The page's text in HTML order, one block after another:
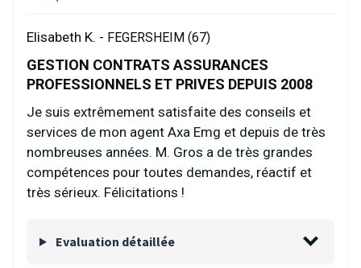
Elisabeth K. - FEGERSHEIM (67)
GESTION CONTRATS ASSURANCES
PROFESSIONNELS ET PRIVES DEPUIS 2008
Je suis extrêmement satisfaite des conseils et
services de mon agent Axa Emg et depuis de très
nombreuses années. M. Gros a de très grandes
compétences pour toutes demandes, réactif et
très sérieux. Félicitations !
Evaluation détaillée